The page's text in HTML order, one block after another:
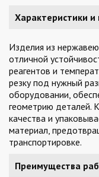
Характеристики и
Изделия из
отличной
реагентов и
резку под нужный
оборудовании,
геометрию деталей.
качества и
материал,
транспортировке.
Преимущества